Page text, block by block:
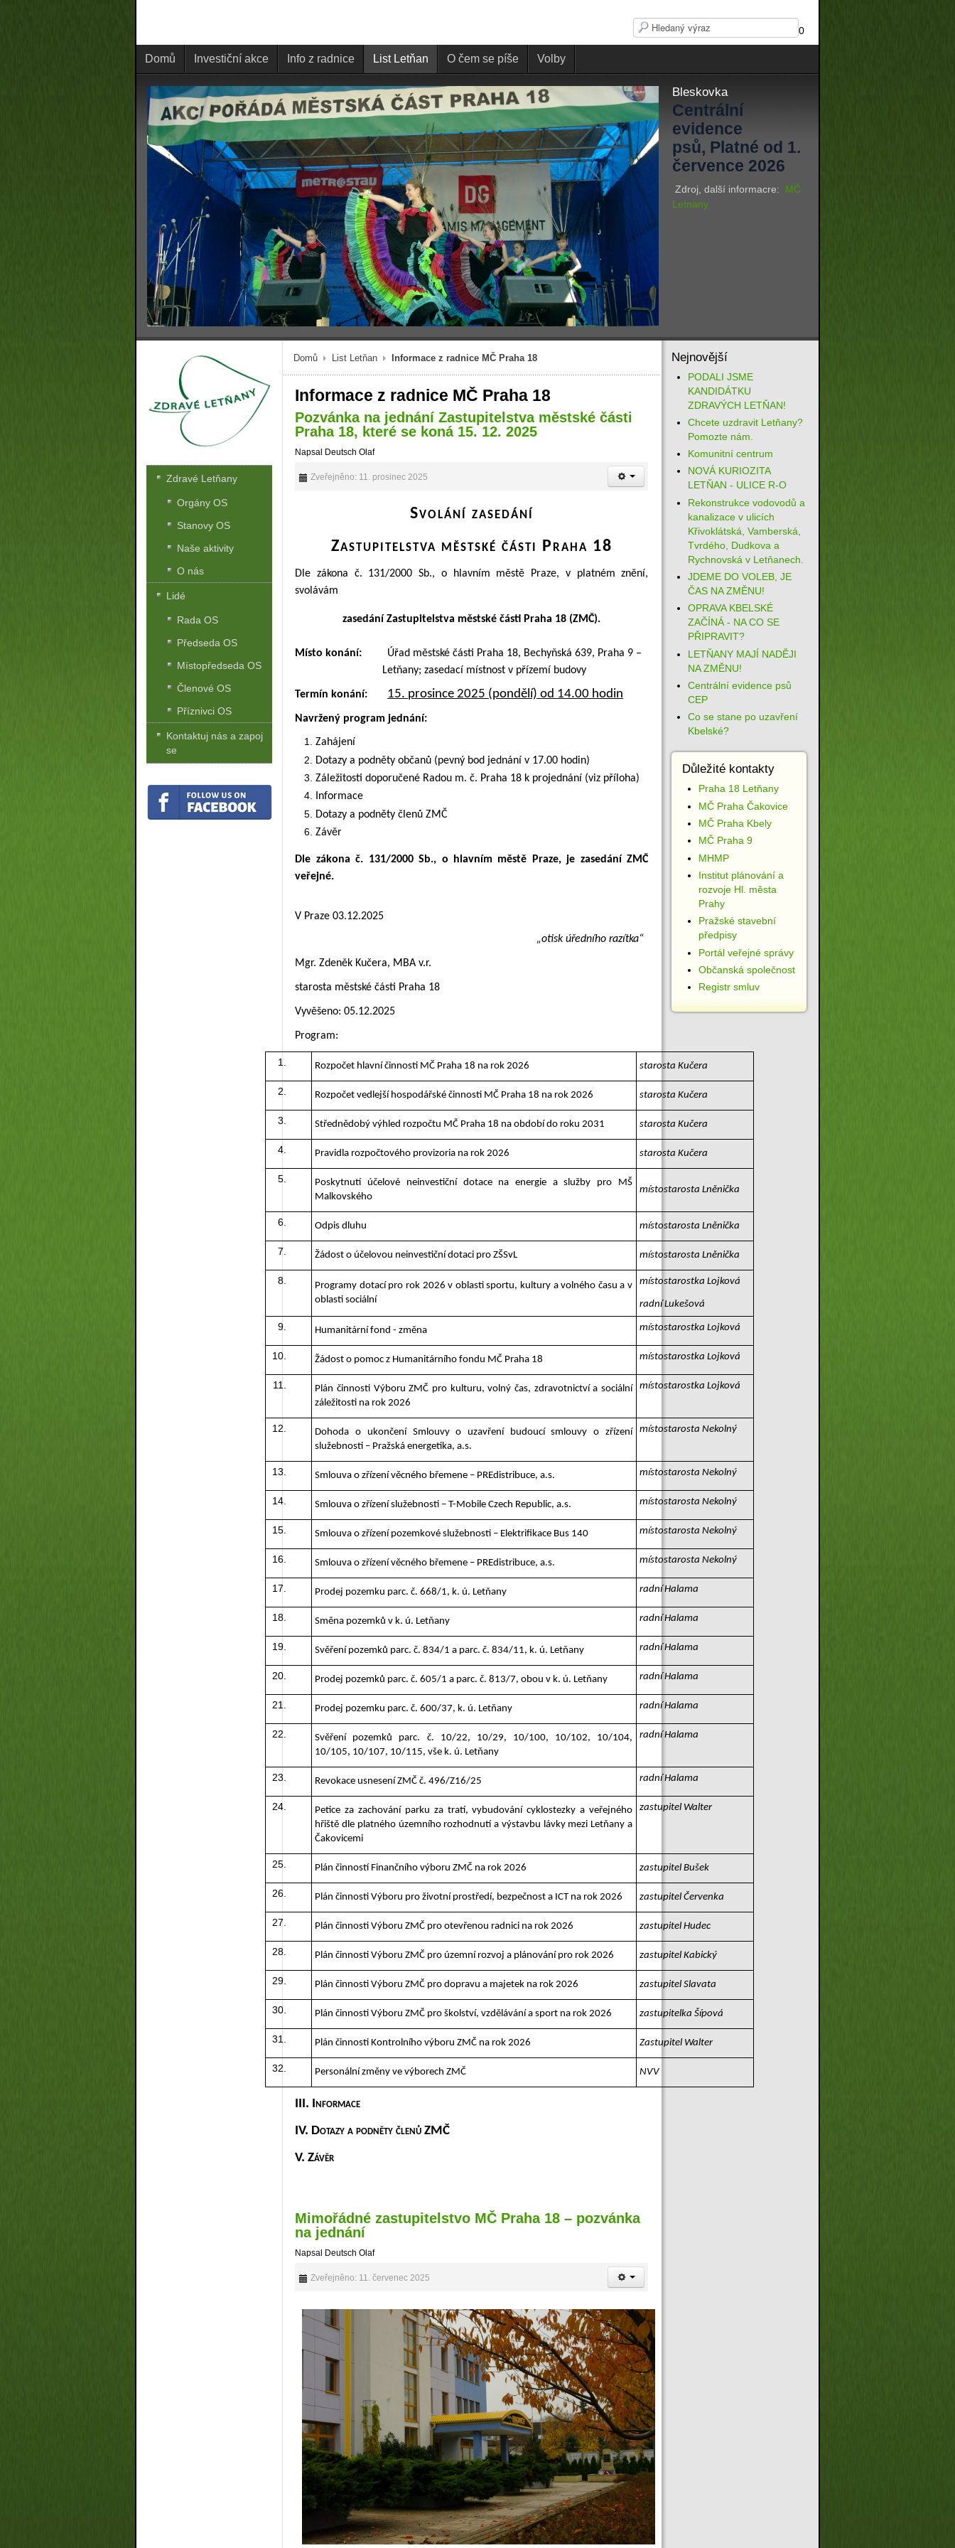
0
Domů Investiční akce Info z radnice List Letňan O čem se píše Volby
Bleskovka
Centrální
evidence
psů, Platné od 1.
července 2026
Zdroj, další informacre: MČ
Letnany
Domů List Letňan Informace z radnice MČ Praha 18
Informace z radnice MČ Praha 18
Pozvánka na jednání Zastupitelstva městské části
Praha 18, které se koná 15. 12. 2025
Napsal Deutsch Olaf
Zveřejněno: 11. prosinec 2025
Svolání zasedání
Zastupitelstva městské části Praha 18
Dle zákona č. 131/2000 Sb., o hlavním městě Praze, v platném znění,
svolávám
zasedání Zastupitelstva městské části Praha 18 (ZMČ).
Místo konání: Úřad městské části Praha 18, Bechyňská 639, Praha 9 –
Letňany; zasedací místnost v přízemí budovy
Termín konání: 15. prosince 2025 (pondělí) od 14.00 hodin
Navržený program jednání:
Zahájení
Dotazy a podněty občanů (pevný bod jednání v 17.00 hodin)
Záležitosti doporučené Radou m. č. Praha 18 k projednání (viz příloha)
Informace
Dotazy a podněty členů ZMČ
Závěr
Dle zákona č. 131/2000 Sb., o hlavním městě Praze, je zasedání ZMČ
veřejné.
V Praze 03.12.2025
„otisk úředního razítka“
Mgr. Zdeněk Kučera, MBA v.r.
starosta městské části Praha 18
Vyvěšeno: 05.12.2025
Program:
Rozpočet hlavní činnosti MČ Praha 18 na rok 2026 starosta Kučera
Rozpočet vedlejší hospodářské činnosti MČ Praha 18 na rok 2026 starosta Kučera
Střednědobý výhled rozpočtu MČ Praha 18 na období do roku 2031 starosta Kučera
Pravidla rozpočtového provizoria na rok 2026 starosta Kučera
Poskytnutí účelové neinvestiční dotace na energie a služby pro MŠ
Malkovského
místostarosta Lněnička
Odpis dluhu místostarosta Lněnička
Žádost o účelovou neinvestiční dotaci pro ZŠSvL místostarosta Lněnička
Programy dotací pro rok 2026 v oblasti sportu, kultury a volného času a v
oblasti sociální
místostarostka Lojková
radní Lukešová
Humanitární fond - změna místostarostka Lojková
Žádost o pomoc z Humanitárního fondu MČ Praha 18 místostarostka Lojková
Plán činnosti Výboru ZMČ pro kulturu, volný čas, zdravotnictví a sociální
záležitosti na rok 2026
místostarostka Lojková
Dohoda o ukončení Smlouvy o uzavření budoucí smlouvy o zřízení
služebnosti – Pražská energetika, a.s.
místostarosta Nekolný
Smlouva o zřízení věcného břemene – PREdistribuce, a.s. místostarosta Nekolný
Smlouva o zřízení služebnosti – T-Mobile Czech Republic, a.s. místostarosta Nekolný
Smlouva o zřízení pozemkové služebnosti – Elektrifikace Bus 140 místostarosta Nekolný
Smlouva o zřízení věcného břemene – PREdistribuce, a.s. místostarosta Nekolný
Prodej pozemku parc. č. 668/1, k. ú. Letňany radní Halama
Směna pozemků v k. ú. Letňany radní Halama
Svěření pozemků parc. č. 834/1 a parc. č. 834/11, k. ú. Letňany radní Halama
Prodej pozemků parc. č. 605/1 a parc. č. 813/7, obou v k. ú. Letňany radní Halama
Prodej pozemku parc. č. 600/37, k. ú. Letňany radní Halama
Svěření pozemků parc. č. 10/22, 10/29, 10/100, 10/102, 10/104,
10/105, 10/107, 10/115, vše k. ú. Letňany
radní Halama
Revokace usnesení ZMČ č. 496/Z16/25 radní Halama
Petice za zachování parku za tratí, vybudování cyklostezky a veřejného
hřiště dle platného územního rozhodnutí a výstavbu lávky mezi Letňany a
Čakovicemi
zastupitel Walter
Plán činností Finančního výboru ZMČ na rok 2026 zastupitel Bušek
Plán činnosti Výboru pro životní prostředí, bezpečnost a ICT na rok 2026 zastupitel Červenka
Plán činnosti Výboru ZMČ pro otevřenou radnici na rok 2026 zastupitel Hudec
Plán činnosti Výboru ZMČ pro územní rozvoj a plánování pro rok 2026 zastupitel Kabický
Plán činnosti Výboru ZMČ pro dopravu a majetek na rok 2026 zastupitel Slavata
Plán činnosti Výboru ZMČ pro školství, vzdělávání a sport na rok 2026 zastupitelka Šípová
Plán činnosti Kontrolního výboru ZMČ na rok 2026 Zastupitel Walter
Personální změny ve výborech ZMČ NVV
III. Informace
IV. Dotazy a podněty členů ZMČ
V. Závěr
Mimořádné zastupitelstvo MČ Praha 18 – pozvánka
na jednání
Napsal Deutsch Olaf
Zveřejněno: 11. červenec 2025
Zdravé Letňany
Orgány OS
Stanovy OS
Naše aktivity
O nás
Lidé
Rada OS
Předseda OS
Místopředseda OS
Členové OS
Příznivci OS
Kontaktuj nás a zapoj
se
Nejnovější
PODALI JSME
KANDIDÁTKU
ZDRAVÝCH LETŇAN!
Chcete uzdravit Letňany?
Pomozte nám.
Komunitní centrum
NOVÁ KURIOZITA
LETŇAN - ULICE R-O
Rekonstrukce vodovodů a
kanalizace v ulicích
Křivoklátská, Vamberská,
Tvrdého, Dudkova a
Rychnovská v Letňanech.
JDEME DO VOLEB, JE
ČAS NA ZMĚNU!
OPRAVA KBELSKÉ
ZAČÍNÁ - NA CO SE
PŘIPRAVIT?
LETŇANY MAJÍ NADĚJI
NA ZMĚNU!
Centrální evidence psů
CEP
Co se stane po uzavření
Kbelské?
Důležité kontakty
Praha 18 Letňany
MČ Praha Čakovice
MČ Praha Kbely
MČ Praha 9
MHMP
Institut plánování a
rozvoje Hl. města
Prahy
Pražské stavební
předpisy
Portál veřejné správy
Občanská společnost
Registr smluv